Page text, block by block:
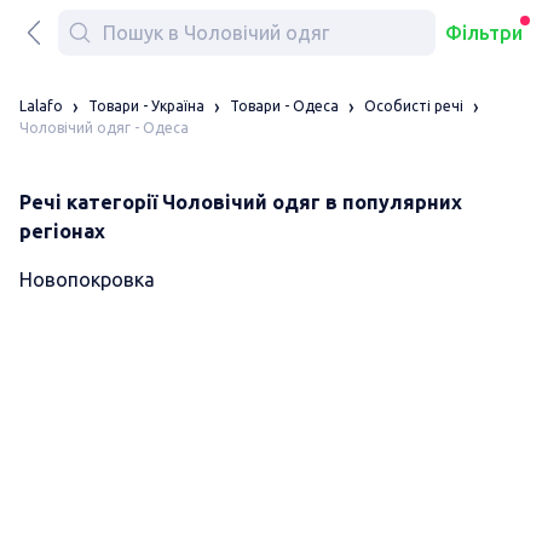
Фільтри
Lalafo Товари - Україна Товари - Одеса
Особисті речі
Чоловічий одяг - Одеса
Речі категорії Чоловічий одяг в популярних
регіонах
Новопокровка